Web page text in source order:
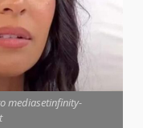
mediasetinfinity-